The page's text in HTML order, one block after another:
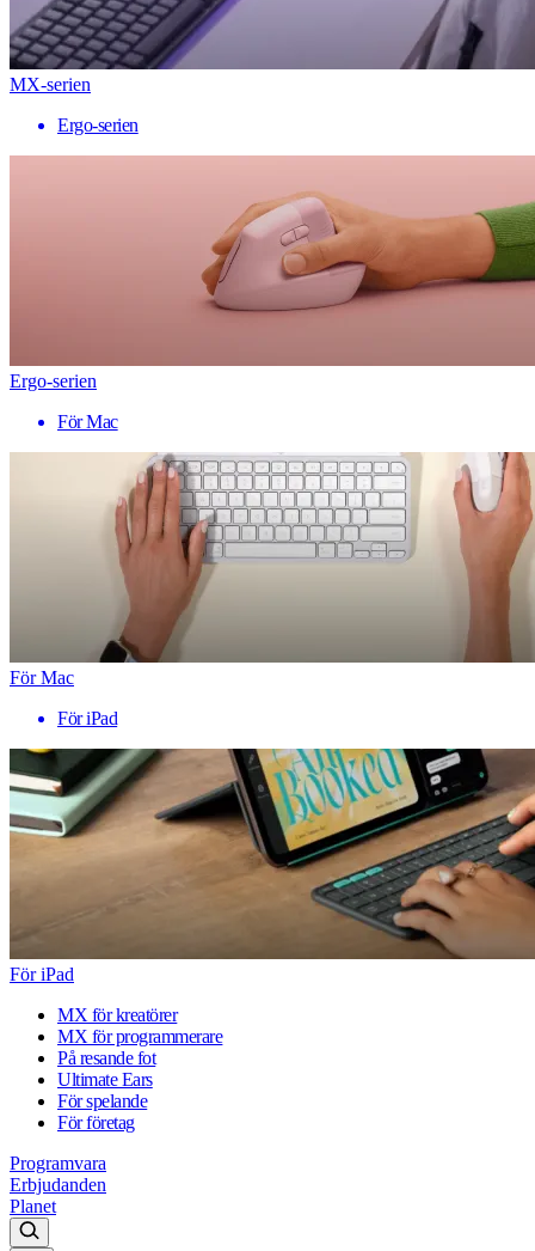
MX-serien
Ergo-serien
Ergo-serien
För Mac
För Mac
För iPad
För iPad
MX för kreatörer
MX för programmerare
På resande fot
Ultimate Ears
För spelande
För företag
Programvara
Erbjudanden
Planet